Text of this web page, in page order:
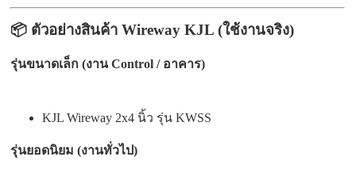
📦 ตัวอย่างสินค้า Wireway KJL (ใช้งานจริง)
รุ่นขนาดเล็ก (งาน Control / อาคาร)
KJL Wireway 2x4 นิ้ว รุ่น KWSS
รุ่นยอดนิยม (งานทั่วไป)